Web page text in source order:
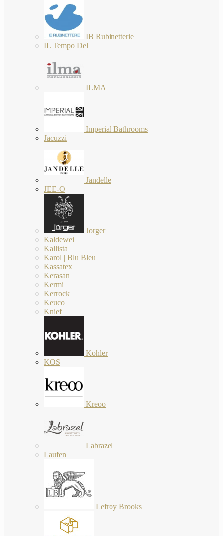
IB Rubinetterie
IL Tempo Del
ILMA
Imperial Bathrooms
Jacuzzi
Jandelle
JEE-O
Jorger
Kaldewei
Kallista
Karol | Blu Bleu
Kassatex
Kerasan
Kermi
Kerrock
Keuco
Knief
Kohler
KOS
Kreoo
Labrazel
Laufen
Lefroy Brooks